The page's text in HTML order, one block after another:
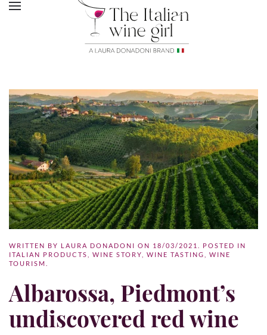
WRITTEN BY LAURA DONADONI ON 18/03/2021
. POSTED IN
ITALIAN PRODUCTS
WINE STORY WINE TASTING
WINE
TOURISM
Albarossa, Piedmont’s
undiscovered red wine